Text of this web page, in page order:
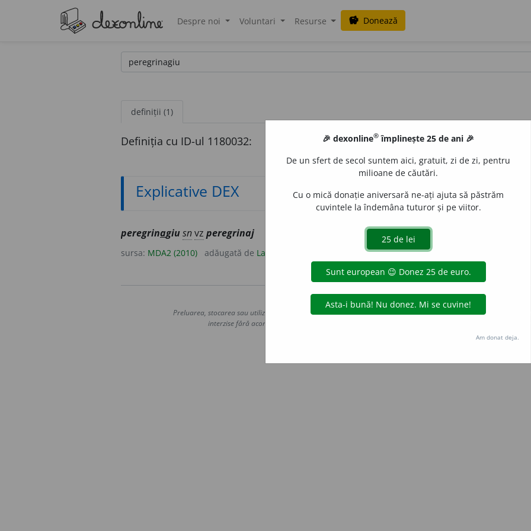
Despre noi Voluntari Resurse savings Donează
definiții (1)
Definiția cu ID-ul 1180032:
Explicative DEX
peregrinagiusnvz peregrinaj
sursa: MDA2 (2010) adăugată de LauraGellner
Copyright © 2004-2026 dexonline (https://dexonline.ro)
Preluarea, stocarea sau utilizarea datelor de pe acest site, inclusiv prin orice metode de extragere automată
interzise fără acordul nostru prealabil scris, cu excepția seturilor de date oferite oficial spre utilizare
Hosterion
🎉 dexonline® împlinește 25 de ani 🎉
De un sfert de secol suntem aici, gratuit, zi de zi, pentru
milioane de căutări.
Cu o mică donație aniversară ne-ați ajuta să păstrăm
cuvintele la îndemâna tuturor și pe viitor.
Am donat deja.